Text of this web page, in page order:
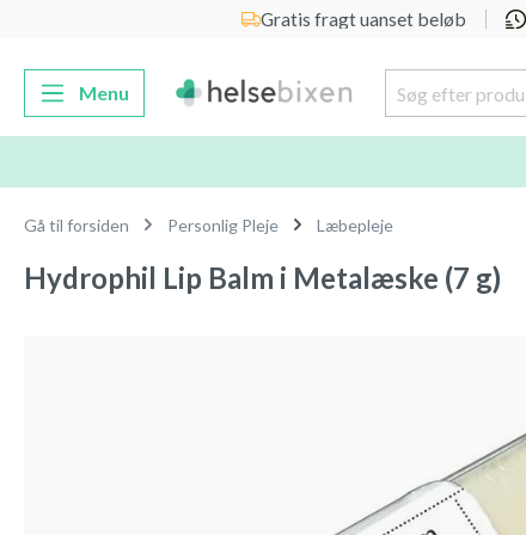
Gå til hovednavigationGratis fragt uanset beløb
Menu
Gå til forsiden Personlig Pleje Læbepleje
Hydrophil Lip Balm i Metalæske (7 g)